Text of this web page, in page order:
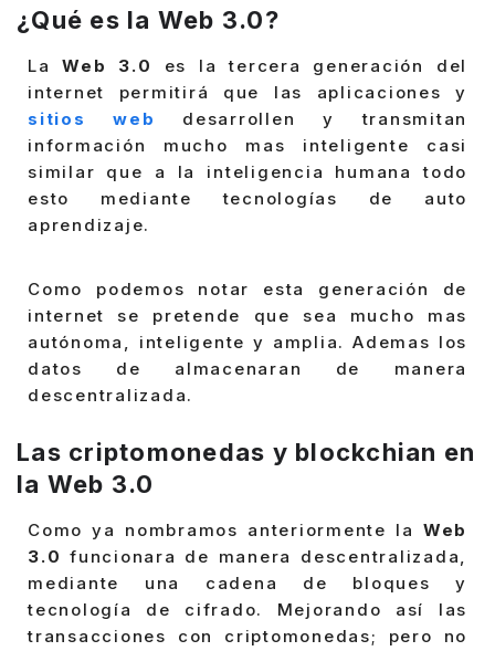
¿Qué es la Web 3.0?
LaWeb 3.0
es la tercera generación del
internet permitirá que las aplicaciones y
sitios web
desarrollen y transmitan
información mucho mas inteligente casi
similar que a la inteligencia humana todo
esto mediante tecnologías de auto
aprendizaje.
Como podemos notar esta generación de
internet se pretende que sea mucho mas
autónoma, inteligente y amplia. Ademas los
datos de almacenaran de manera
descentralizada.
Las criptomonedas y blockchian en
la Web 3.0
Como ya nombramos anteriormente la Web
3.0 funcionara de manera descentralizada,
mediante una cadena de bloques y
tecnología de cifrado. Mejorando así las
transacciones con criptomonedas; pero no